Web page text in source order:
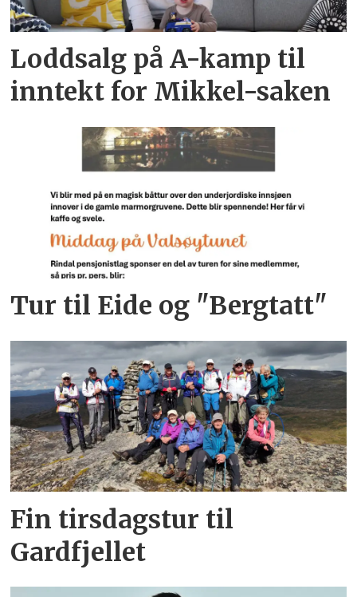
Loddsalg på A-kamp til
inntekt for Mikkel-saken
Tur til Eide og "Bergtatt"
Fin tirsdagstur til
Gardfjellet